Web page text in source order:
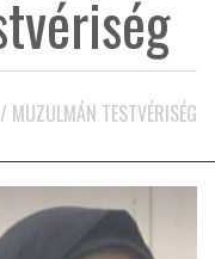
/ MUZULMÁN TESTVÉRISÉG